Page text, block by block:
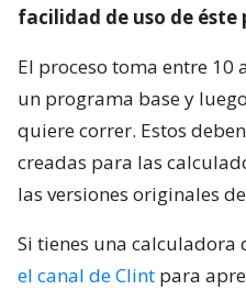
facilidad de uso de éste
El proceso toma entre
un programa base y
quiere correr. Estos
creadas para las
las versiones originales
Si tienes una calculadora
el canal de Clint para